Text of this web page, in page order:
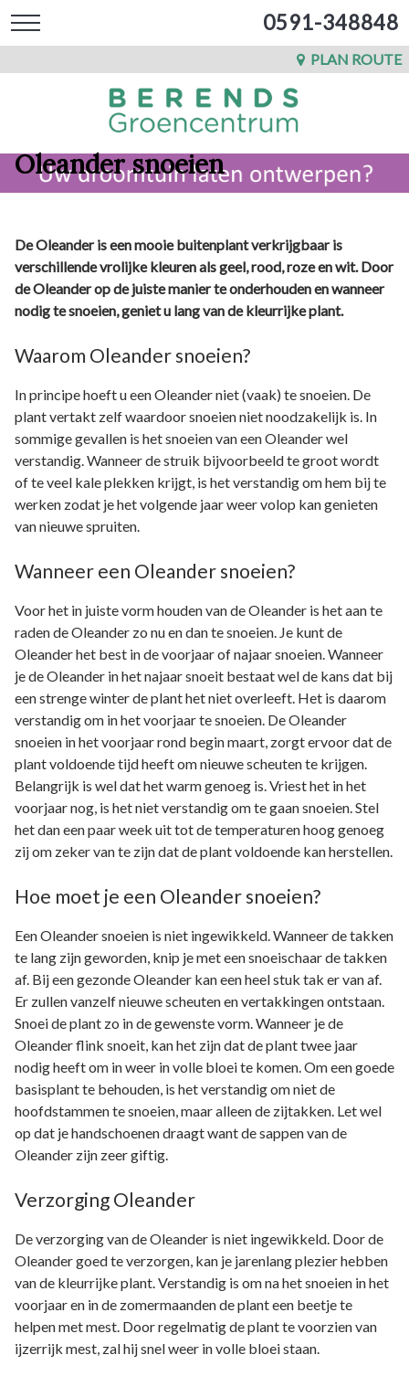
0591-348848
PLAN ROUTE
Oleander snoeien
De Oleander is een mooie buitenplant verkrijgbaar is
verschillende vrolijke kleuren als geel, rood, roze en wit. Door
de Oleander op de juiste manier te onderhouden en wanneer
nodig te snoeien, geniet u lang van de kleurrijke plant.
Waarom Oleander snoeien?
In principe hoeft u een Oleander niet (vaak) te snoeien. De
plant vertakt zelf waardoor snoeien niet noodzakelijk is. In
sommige gevallen is het snoeien van een Oleander wel
verstandig. Wanneer de struik bijvoorbeeld te groot wordt
of te veel kale plekken krijgt, is het verstandig om hem bij te
werken zodat je het volgende jaar weer volop kan genieten
van nieuwe spruiten.
Wanneer een Oleander snoeien?
Voor het in juiste vorm houden van de Oleander is het aan te
raden de Oleander zo nu en dan te snoeien. Je kunt de
Oleander het best in de voorjaar of najaar snoeien. Wanneer
je de Oleander in het najaar snoeit bestaat wel de kans dat bij
een strenge winter de plant het niet overleeft. Het is daarom
verstandig om in het voorjaar te snoeien. De Oleander
snoeien in het voorjaar rond begin maart, zorgt ervoor dat de
plant voldoende tijd heeft om nieuwe scheuten te krijgen.
Belangrijk is wel dat het warm genoeg is. Vriest het in het
voorjaar nog, is het niet verstandig om te gaan snoeien. Stel
het dan een paar week uit tot de temperaturen hoog genoeg
zij om zeker van te zijn dat de plant voldoende kan herstellen.
Hoe moet je een Oleander snoeien?
Een Oleander snoeien is niet ingewikkeld. Wanneer de takken
te lang zijn geworden, knip je met een snoeischaar de takken
af. Bij een gezonde Oleander kan een heel stuk tak er van af.
Er zullen vanzelf nieuwe scheuten en vertakkingen ontstaan.
Snoei de plant zo in de gewenste vorm. Wanneer je de
Oleander flink snoeit, kan het zijn dat de plant twee jaar
nodig heeft om in weer in volle bloei te komen. Om een goede
basisplant te behouden, is het verstandig om niet de
hoofdstammen te snoeien, maar alleen de zijtakken. Let wel
op dat je handschoenen draagt want de sappen van de
Oleander zijn zeer giftig.
Verzorging Oleander
De verzorging van de Oleander is niet ingewikkeld. Door de
Oleander goed te verzorgen, kan je jarenlang plezier hebben
van de kleurrijke plant. Verstandig is om na het snoeien in het
voorjaar en in de zomermaanden de plant een beetje te
helpen met mest. Door regelmatig de plant te voorzien van
ijzerrijk mest, zal hij snel weer in volle bloei staan.